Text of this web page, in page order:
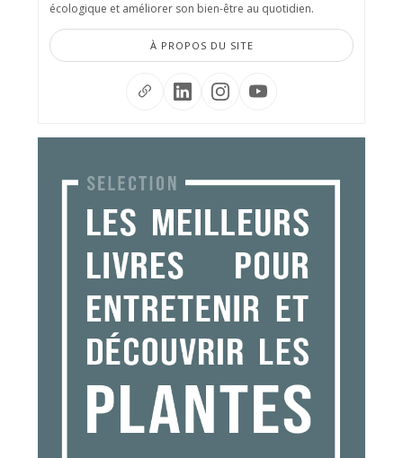
écologique et améliorer son bien-être au quotidien.
À PROPOS DU SITE